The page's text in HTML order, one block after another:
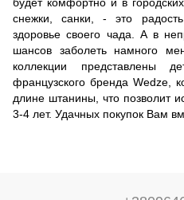
снежки, санки, - это
здоровье своего чада. А в
шансов заболеть намного
коллекции представлены
французского бренда Wedze,
длине штанины, что позволит
3-4 лет. Удачных покупок Вам